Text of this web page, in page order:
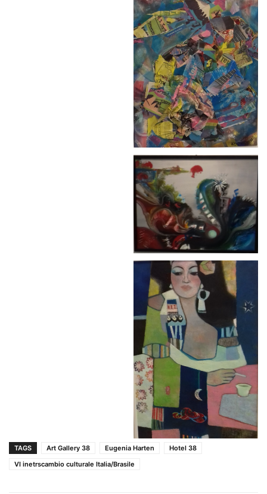
TAGS Art Gallery 38 Eugenia Harten
Hotel 38
VI inetrscambio culturale Italia/Brasile